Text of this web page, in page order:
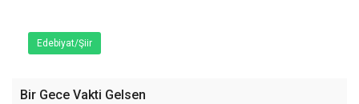
Edebiyat/Şiir
Bir Gece Vakti Gelsen